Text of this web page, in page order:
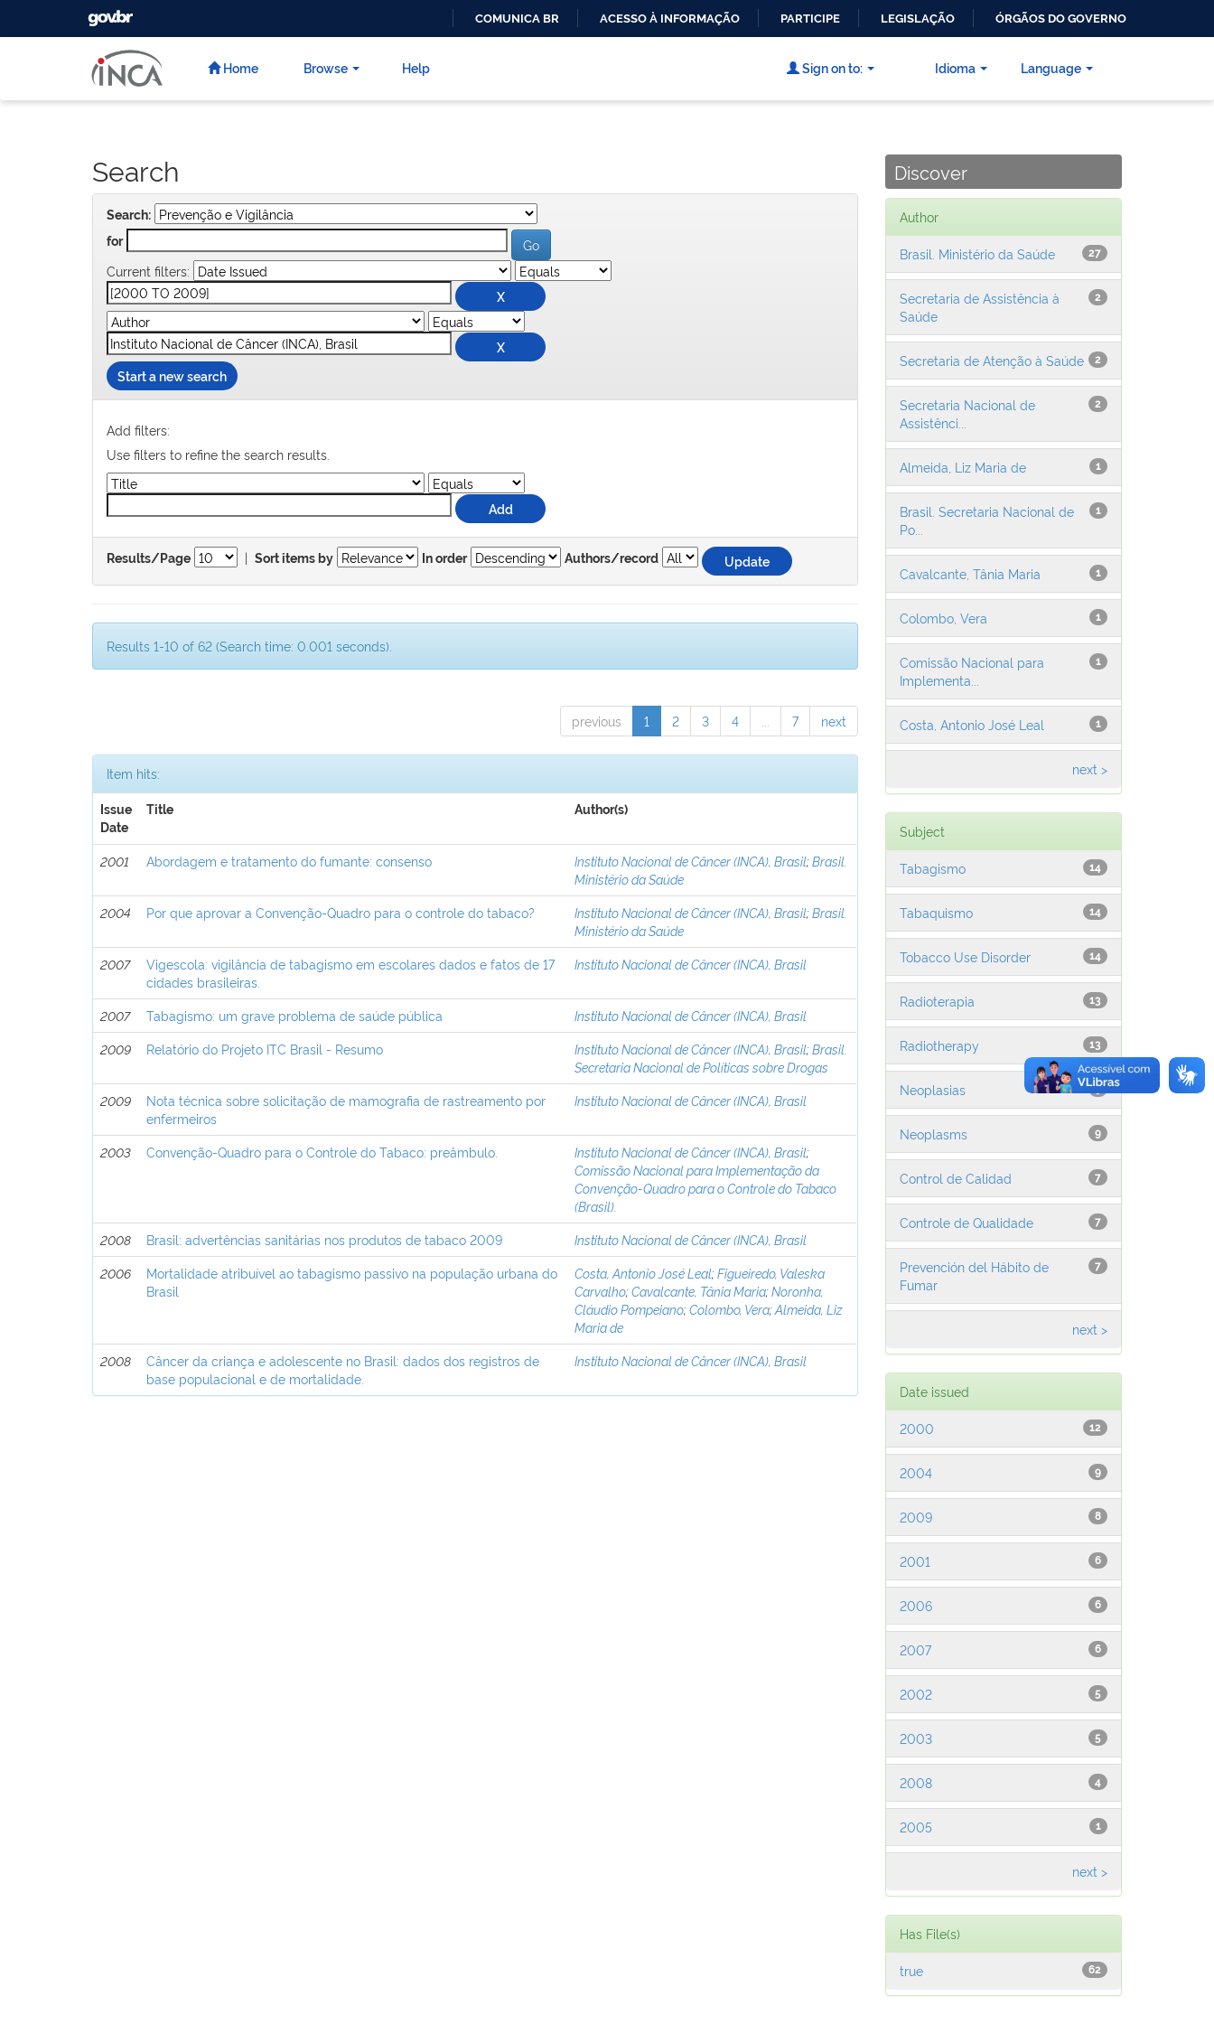
CONTEÚDO
GOVBR
COMUNICA BR ACESSO À INFORMAÇÃO PARTICIPE LEGISLAÇÃO ÓRGÃOS DO GOVERNO
Home Browse Help Language
Sign on to: Idioma
Search
Search:
for
Current filters:
Start a new search
Add filters:
Use filters to refine the search results.
Results/Page | Sort items by In order Authors/record
Results 1-10 of 62 (Search time: 0.001 seconds).
previous 1 2 3 4 7 next
Item hits:
Issue
Date
Title Author(s)
2001 Abordagem e tratamento do fumante: consenso Instituto Nacional de Câncer (INCA), Brasil;Brasil.
Ministério da Saúde
2004
Por que aprovar a Convenção-Quadro para o controle do tabaco? Instituto Nacional de Câncer (INCA), Brasil;Brasil.
Ministério da Saúde
2007
Vigescola: vigilância de tabagismo em escolares dados e fatos de 17
cidades brasileiras.
Instituto Nacional de Câncer (INCA), Brasil
2007 Tabagismo: um grave problema de saúde pública
Instituto Nacional de Câncer (INCA), Brasil
2009
Relatório do Projeto ITC Brasil - Resumo Instituto Nacional de Câncer (INCA), Brasil;Brasil.
Secretaria Nacional de Políticas sobre Drogas
2009
Nota técnica sobre solicitação de mamografia de rastreamento por
enfermeiros
Instituto Nacional de Câncer (INCA), Brasil
2003 Convenção-Quadro para o Controle do Tabaco: preâmbulo. Instituto Nacional de Câncer (INCA), Brasil;
Comissão Nacional para Implementação da
Convenção-Quadro para o Controle do Tabaco
(Brasil).
2008
Brasil: advertências sanitárias nos produtos de tabaco 2009
Instituto Nacional de Câncer (INCA), Brasil
2006
Mortalidade atribuível ao tabagismo passivo na população urbana do
Brasil
Costa, Antonio José Leal;Figueiredo, Valeska
Carvalho;Cavalcante, Tânia Maria;Noronha,
Cláudio Pompeiano;Colombo, Vera;Almeida, Liz
Maria de
2008
Câncer da criança e adolescente no Brasil: dados dos registros de
base populacional e de mortalidade.
Instituto Nacional de Câncer (INCA), Brasil
Discover
Author
27
Brasil. Ministério da Saúde
2
Secretaria de Assistência à
Saúde
2
Secretaria de Atenção à Saúde
2
Secretaria Nacional de
Assistênci...
1
Almeida, Liz Maria de
1
Brasil. Secretaria Nacional de
Po...
1
Cavalcante, Tânia Maria
1
Colombo, Vera
1
Comissão Nacional para
Implementa...
1
Costa, Antonio José Leal
next >
Subject
14
Tabagismo
14
Tabaquismo
14
Tobacco Use Disorder
13
Radioterapia
13
Radiotherapy
9
Neoplasias
9
Neoplasms
7
Control de Calidad
7
Controle de Qualidade
7
Prevención del Hábito de
Fumar
next >
Date issued
12
2000
9
2004
8
2009
6
2001
6
2006
6
2007
5
2002
5
2003
4
2008
1
2005
next >
Has File(s)
62
true